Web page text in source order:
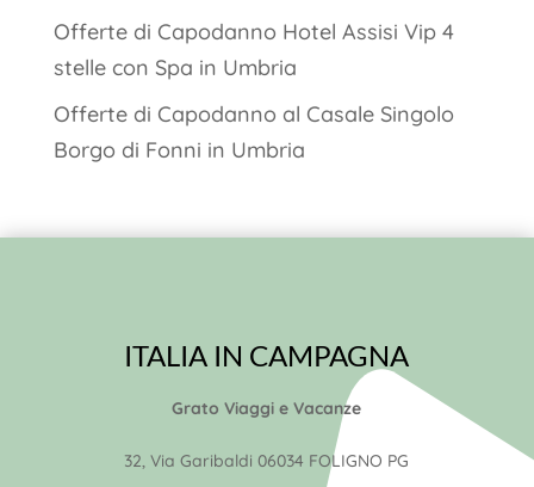
Offerte di Capodanno Hotel Assisi Vip 4
stelle con Spa in Umbria
Offerte di Capodanno al Casale Singolo
Borgo di Fonni in Umbria
ITALIA IN CAMPAGNA
Grato Viaggi e Vacanze
32, Via Garibaldi 06034 FOLIGNO PG